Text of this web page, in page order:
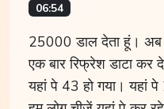
06:54
25000 डाल देता हूं। अब
एक बार रिफ्रेश डाटा
यहां पे 43 हो गया। यहां